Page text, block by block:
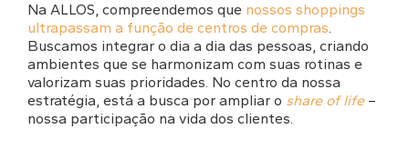
Na ALLOS, compreendemos que nossos shoppings
ultrapassam a função de centros de compras.
Buscamos integrar o dia a dia das pessoas, criando
ambientes que se harmonizam com suas rotinas e
valorizam suas prioridades. No centro da nossa
estratégia, está a busca por ampliar o share of life–
nossa participação na vida dos clientes.